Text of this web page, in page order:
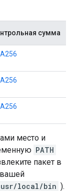
сумма
место и
PATH
пакет в
вашей
local/bin ).